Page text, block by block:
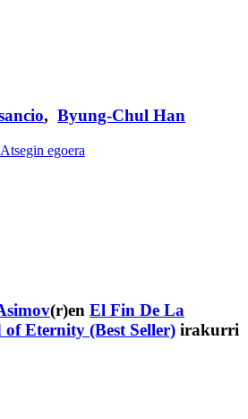
, Byung-Chul Han
Atsegin egoera
(r)en El Fin De La
Eternity (Best Seller) irakurri